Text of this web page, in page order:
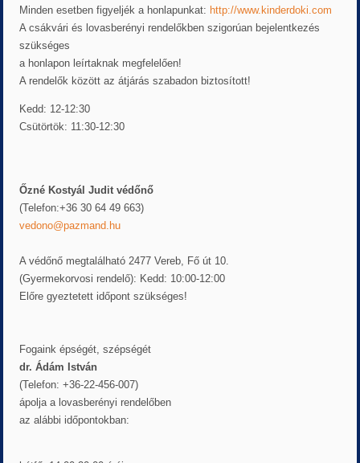
Minden esetben figyeljék a honlapunkat: http://www.kinderdoki.com
A csákvári és lovasberényi rendelőkben szigorúan bejelentkezés
szükséges
a honlapon leírtaknak megfelelően!
A rendelők között az átjárás szabadon biztosított!
Kedd: 12-12:30
Csütörtök: 11:30-12:30
Őzné Kostyál Judit védőnő
(Telefon:+36 30 64 49 663)
vedono@pazmand.hu
A védőnő megtalálható 2477 Vereb, Fő út 10.
(Gyermekorvosi rendelő): Kedd: 10:00-12:00
Előre gyeztetett időpont szükséges!
Fogaink épségét, szépségét
dr. Ádám István
(Telefon: +36-22-456-007)
ápolja a lovasberényi rendelőben
az alábbi időpontokban: